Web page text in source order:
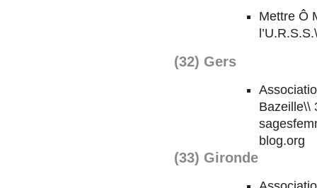
Mettre Ô
(32) Gers
Bazeille\\
blog.org
(33) Gironde